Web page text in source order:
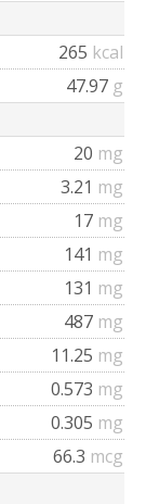
265 kcal
47.97 g
20 mg
3.21 mg
17 mg
141 mg
131 mg
487 mg
11.25 mg
0.573 mg
0.305 mg
66.3 mcg